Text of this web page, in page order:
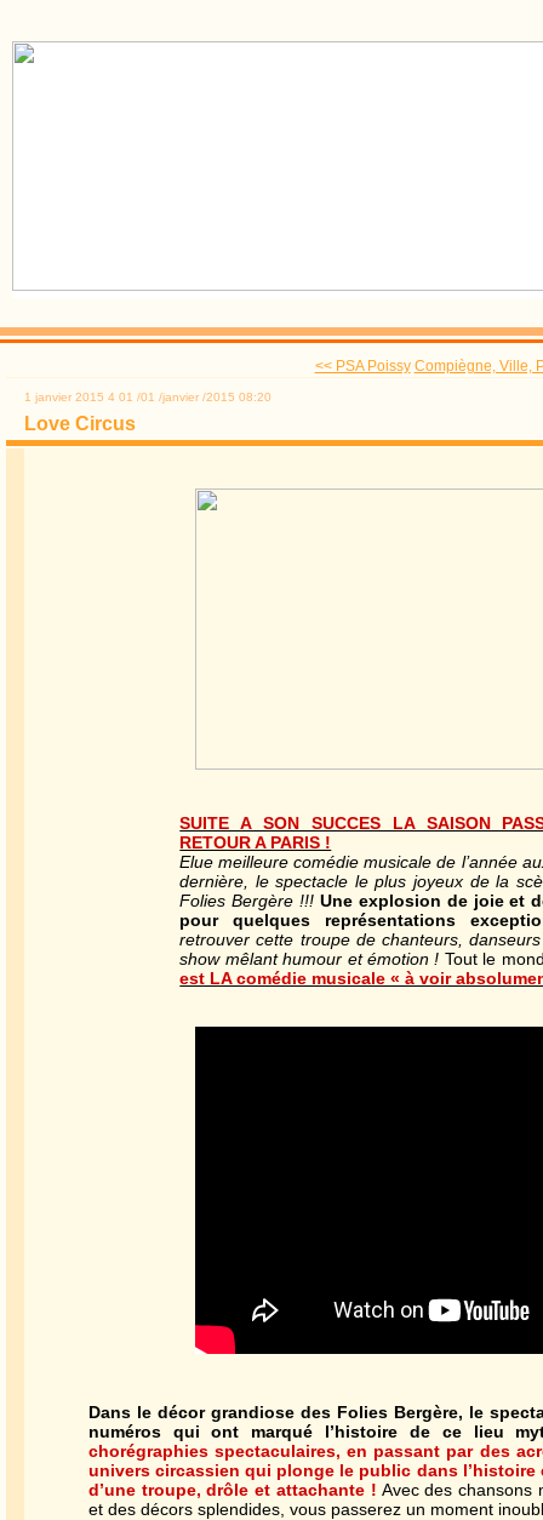
<< PSA Poissy Compiègne, Ville,
1 janvier 2015 4 01 /01 /janvier /2015 08:20
Love Circus
SUITE A SON SUCCES LA SAISON
RETOUR A PARIS !
Elue meilleure comédie musicale de l’année
dernière, le spectacle le plus joyeux de la
Folies Bergère !!! Une explosion de joie et
pour quelques représentations
retrouver cette troupe de chanteurs,
show mêlant humour et émotion ! Tout le
est LA comédie musicale « à voir
Dans le décor grandiose des Folies Bergère, le
numéros qui ont marqué l’histoire de ce lieu
chorégraphies spectaculaires, en passant par des
univers circassien qui plonge le public dans
d’une troupe, drôle et attachante ! Avec des chansons
et des décors splendides, vous passerez un moment